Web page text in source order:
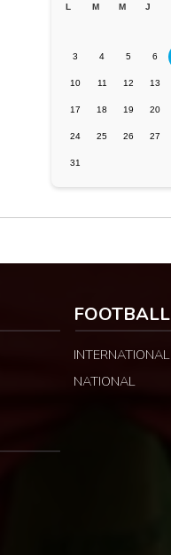
L M M J
3 4 5 6
10 11 12 13
17 18 19 20
24 25 26 27
31
FOOTBALL
INTERNATIONAL
NATIONAL